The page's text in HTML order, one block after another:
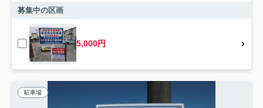
募集中の区画
5,000円
駐車場